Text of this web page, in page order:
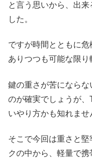
と言う思いから、出
した。
ですが時間とともに
ありつつも可能な限り
鍵の重さが苦にならな
のが確実でしょうが
いやり方かも知れませ
そこで今回は重さと
クの中から、軽量で